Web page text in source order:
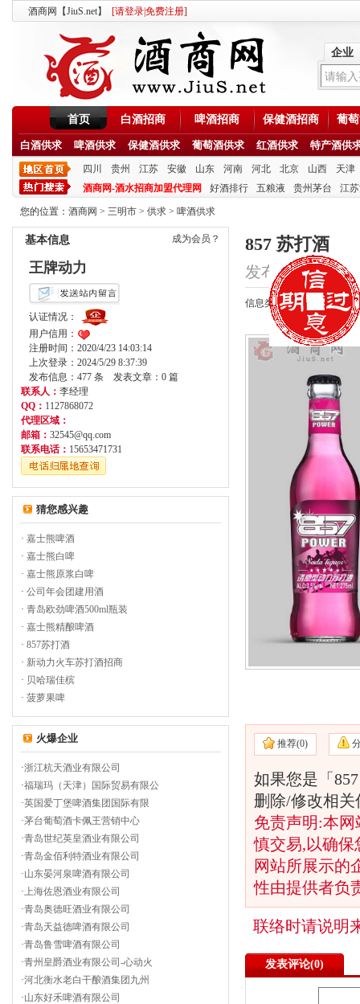
酒商网【JiuS.net】 [请登录免费注册]
企业
首页 白酒招商 啤酒招商 保健酒招商 葡
白酒供求 啤酒供求 保健酒供求 葡萄酒供求 红酒供求 特产酒供
四川 贵州 江苏 安徽 山东 河南 河北 北京 山西
天津
酒商网-酒水招商加盟代理网
好酒排行 五粮液 贵州茅台 江
您的位置： 酒商网 > 三明市 > 供求 > 啤酒供求
成为会员？
基本信息
王牌动力
认证情况：
用户信用：
注册时间：2020/4/23 14:03:14
上次登录：2024/5/29 8:37:39
发布信息：477 条 发表文章：0 篇
联系人： 李经理
QQ： 1127868072
代理区域：
邮箱： 32545@qq.com
联系电话： 15653471731
猜您感兴趣
· 嘉士熊啤酒
· 嘉士熊白啤
· 嘉士熊原浆白啤
· 公司年会团建用酒
· 青岛欧劲啤酒500ml瓶装
· 嘉士熊精酿啤酒
· 857苏打酒
· 新动力火车苏打酒招商
· 贝哈瑞佳槟
· 菠萝果啤
火爆企业
·浙江杭天酒业有限公司
·福瑞玛（天津）国际贸易有限公
·英国爱丁堡啤酒集团国际有限
·茅台葡萄酒卡佩王营销中心
·青岛世纪英皇酒业有限公司
·青岛金佰利特酒业有限公司
·山东晏河泉啤酒有限公司
·上海佐恩酒业有限公司
·青岛奥德旺酒业有限公司
·青岛天益德啤酒有限公司
·青岛鲁雪啤酒有限公司
·青州皇爵酒业有限公司-心动火
·河北衡水老白干酿酒集团九州
·山东好禾啤酒有限公司
857 苏打酒
发布时间：
信息类型：供应
推荐(0)
如果您是「
删除/修改相
免责声明:本
慎交易,以确
网站所展示的
性由提供者负
联络时请说明
发表评论(0)